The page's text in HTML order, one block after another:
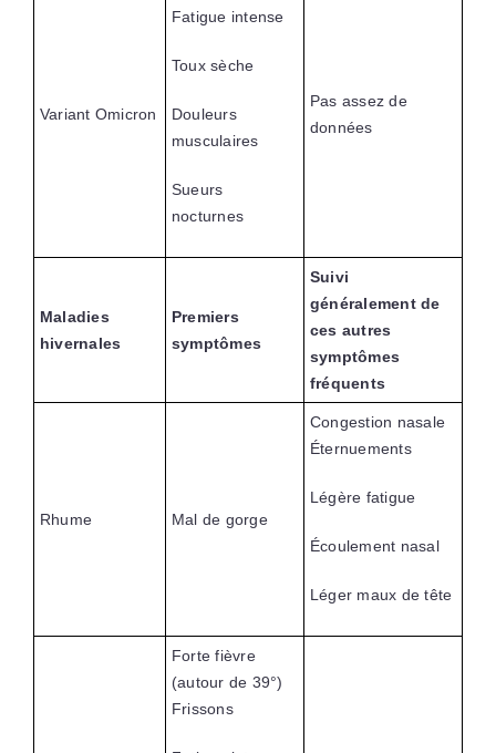
Variant Omicron
Fatigue intense
Toux sèche
Douleurs
musculaires
Sueurs
nocturnes
Pas assez de
données
Maladies
hivernales
Premiers
symptômes
Suivi
généralement de
ces autres
symptômes
fréquents
Rhume Mal de gorge
Congestion nasale
Éternuements
Légère fatigue
Écoulement nasal
Léger maux de tête
Forte fièvre
(autour de 39°)
Frissons